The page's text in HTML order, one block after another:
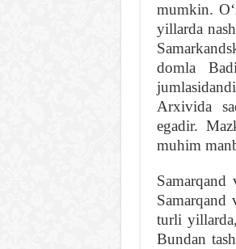
mumkin.
yillarda
domla
Arxivida
egadir.
muhim
turli
Bundan